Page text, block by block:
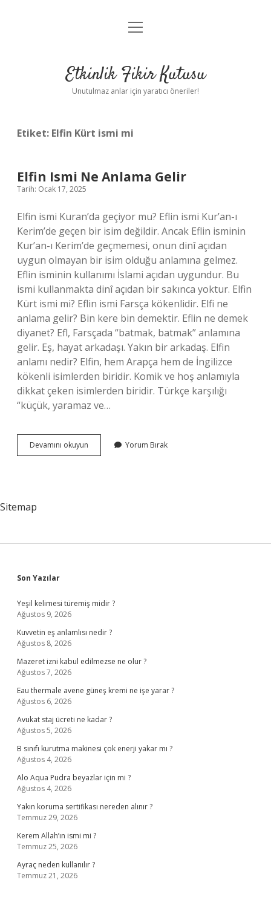
Anasayfa
Yasal Uyarı
menüyü
Etkinlik Fikir Kutusu
Unutulmaz anlar için yaratıcı öneriler!
Etiket: Elfin Kürt ismi mi
Elfin Ismi Ne Anlama Gelir
Tarih: Ocak 17, 2025
Elfin ismi Kuran’da geçiyor mu? Eflin ismi Kur’an-ı
Kerim’de geçen bir isim değildir. Ancak Eflin isminin
Kur’an-ı Kerim’de geçmemesi, onun dinî açıdan
uygun olmayan bir isim olduğu anlamına gelmez.
Eflin isminin kullanımı İslami açıdan uygundur. Bu
ismi kullanmakta dinî açıdan bir sakınca yoktur. Elfin
Kürt ismi mi? Eflin ismi Farsça kökenlidir. Elfi ne
anlama gelir? Bin kere bin demektir. Eflin ne demek
diyanet? Efl, Farsçada “batmak, batmak” anlamına
gelir. Eş, hayat arkadaşı. Yakın bir arkadaş. Elfin
anlamı nedir? Elfin, hem Arapça hem de İngilizce
kökenli isimlerden biridir. Komik ve hoş anlamıyla
dikkat çeken isimlerden biridir. Türkçe karşılığı
“küçük, yaramaz ve…
Devamını okuyun
Ismi
Yorum Bırak
Sitemap
Sidebar
Son Yazılar
Yeşil kelimesi türemiş midir ?
Ağustos 9, 2026
Kuvvetin eş anlamlısı nedir ?
Ağustos 8, 2026
Mazeret izni kabul edilmezse ne olur ?
Ağustos 7, 2026
Eau thermale avene güneş kremi ne işe yarar ?
Ağustos 6, 2026
Avukat staj ücreti ne kadar ?
Ağustos 5, 2026
B sınıfı kurutma makinesi çok enerji yakar mı ?
Ağustos 4, 2026
Alo Aqua Pudra beyazlar için mi ?
Ağustos 4, 2026
Yakın koruma sertifikası nereden alınır ?
Temmuz 29, 2026
Kerem Allah’ın ismi mi ?
Temmuz 25, 2026
Ayraç neden kullanılır ?
Temmuz 21, 2026